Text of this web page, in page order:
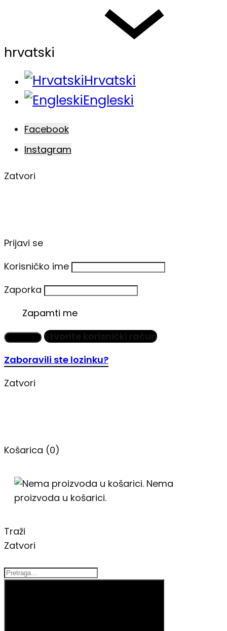
hrvatski
Hrvatski
Engleski
Facebook
Instagram
Zatvori
Prijavi se
Korisničko ime
Zaporka
Zapamti me
Stvorite korisnički račun
Zaboravili ste lozinku?
Zatvori
Košarica (0)
Nema
proizvoda u košarici.
Traži
Zatvori
Traži